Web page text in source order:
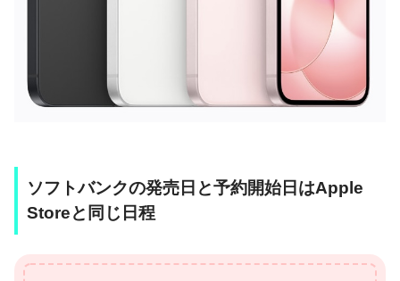
ソフトバンクの発売日と予約開始日はApple
Storeと同じ日程